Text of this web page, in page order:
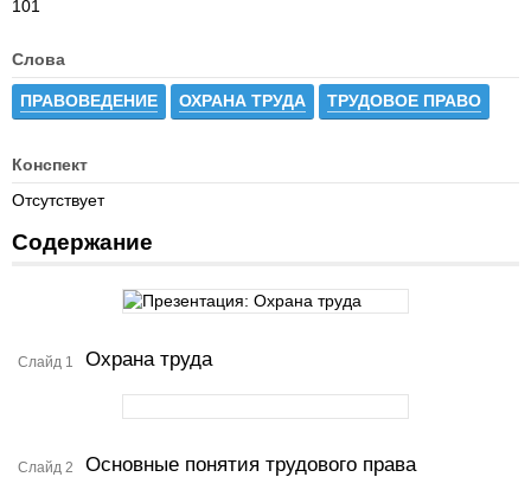
101
Слова
ПРАВОВЕДЕНИЕ ОХРАНА ТРУДА ТРУДОВОЕ ПРАВО
Конспект
Отсутствует
Содержание
Слайд 1 Охрана труда
Слайд 2 Основные понятия трудового права